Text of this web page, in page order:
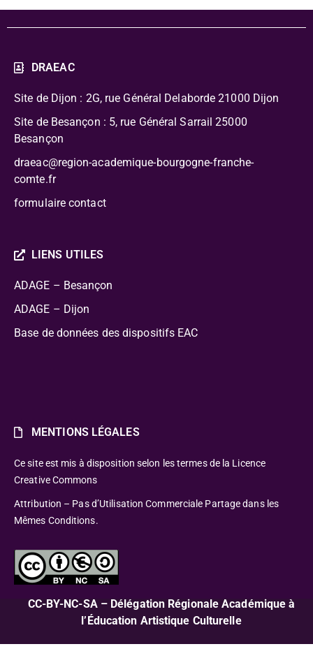
DRAEAC
Site de Dijon : 2G, rue Général Delaborde 21000 Dijon
Site de Besançon : 5, rue Général Sarrail 25000
Besançon
draeac@region-academique-bourgogne-franche-
comte.fr
formulaire contact
LIENS UTILES
ADAGE – Besançon
ADAGE – Dijon
Base de données des dispositifs EAC
MENTIONS LÉGALES
Ce site est mis à disposition selon les termes de la Licence
Creative Commons
Attribution – Pas d’Utilisation Commerciale Partage dans les
Mêmes Conditions.
CC-BY-NC-SA – Délégation Régionale Académique à
l’Éducation Artistique Culturelle